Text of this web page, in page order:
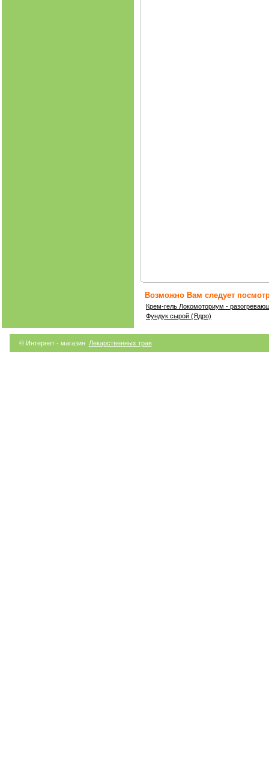
Возможно Вам следует
Крем-гель Локомоториум -
Фундук сырой (Ядро)
© Интернет - магазин Лекарственных трав